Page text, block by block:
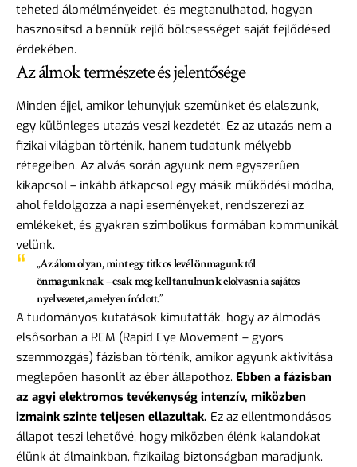
teheted álomélményeidet, és megtanulhatod, hogyan
hasznosítsd a bennük rejlő bölcsességet saját fejlődésed
érdekében.
Az álmok természete és jelentősége
Minden éjjel, amikor lehunyjuk szemünket és elalszunk,
egy különleges utazás veszi kezdetét. Ez az utazás nem a
fizikai világban történik, hanem tudatunk mélyebb
rétegeiben. Az alvás során agyunk nem egyszerűen
kikapcsol – inkább átkapcsol egy másik működési módba,
ahol feldolgozza a napi eseményeket, rendszerezi az
emlékeket, és gyakran szimbolikus formában kommunikál
velünk.
„Az álom olyan, mint egy titkos levél önmagunktól
önmagunknak – csak meg kell tanulnunk elolvasni a sajátos
nyelvezetet, amelyen íródott.”
A tudományos kutatások kimutatták, hogy az álmodás
elsősorban a REM (Rapid Eye Movement – gyors
szemmozgás) fázisban történik, amikor agyunk aktivitása
meglepően hasonlít az éber állapothoz. Ebben a fázisban
az agyi elektromos tevékenység intenzív, miközben
izmaink szinte teljesen ellazultak. Ez az ellentmondásos
állapot teszi lehetővé, hogy miközben élénk kalandokat
élünk át álmainkban, fizikailag biztonságban maradjunk.